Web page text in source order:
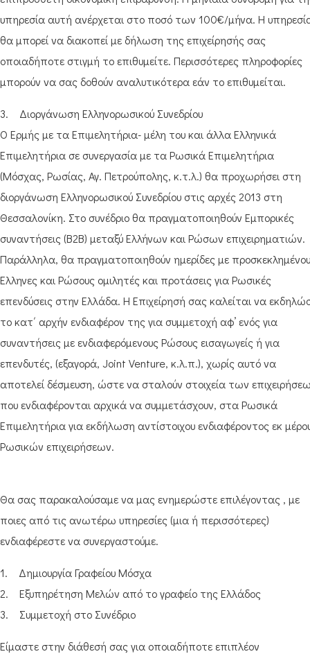
υπηρεσία αυτή ανέρχεται στο ποσό των 100€/μήνα. Η
θα μπορεί να διακοπεί με δήλωση της επιχείρησής σας
οποιαδήποτε στιγμή το επιθυμείτε. Περισσότερες πληροφορίες
μπορούν να σας δοθούν αναλυτικότερα εάν το επιθυμείται.
3. Διοργάνωση Ελληνορωσικού Συνεδρίου
Ο Ερμής με τα Επιμελητήρια- μέλη του και άλλα Ελληνικά
Επιμελητήρια σε συνεργασία με τα Ρωσικά Επιμελητήρια
(Μόσχας, Ρωσίας, Αγ. Πετρούπολης, κ.τ.λ.) θα προχωρήσει στη
διοργάνωση Ελληνορωσικού Συνεδρίου στις αρχές 2013 στη
Θεσσαλονίκη. Στο συνέδριο θα πραγματοποιηθούν Εμπορικές
συναντήσεις (Β2Β) μεταξύ Ελλήνων και Ρώσων επιχειρηματιών.
Παράλληλα, θα πραγματοποιηθούν ημερίδες με
Έλληνες και Ρώσους ομιλητές και προτάσεις για Ρωσικές
επενδύσεις στην Ελλάδα. Η Επιχείρησή σας καλείται να
το κατ΄ αρχήν ενδιαφέρον της για συμμετοχή αφ’ ενός για
συναντήσεις με ενδιαφερόμενους Ρώσους εισαγωγείς ή για
επενδυτές, (εξαγορά, Joint Venture, κ.λ.π.), χωρίς αυτό να
αποτελεί δέσμευση, ώστε να σταλούν στοιχεία των
που ενδιαφέρονται αρχικά να συμμετάσχουν, στα Ρωσικά
Επιμελητήρια για εκδήλωση αντίστοιχου ενδιαφέροντος εκ
Ρωσικών επιχειρήσεων.
Θα σας παρακαλούσαμε να μας ενημερώστε επιλέγοντας , με
ποιες από τις ανωτέρω υπηρεσίες (μια ή περισσότερες)
ενδιαφέρεστε να συνεργαστούμε.
1. Δημιουργία Γραφείου Μόσχα
2. Εξυπηρέτηση Μελών από το γραφείο της Ελλάδος
3. Συμμετοχή στο Συνέδριο
Είμαστε στην διάθεσή σας για οποιαδήποτε επιπλέον